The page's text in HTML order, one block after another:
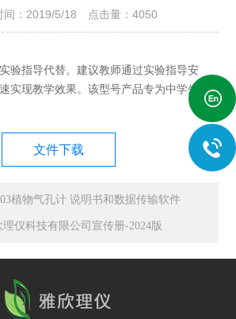
：2019/5/18 点击量： 4050
验指导代替。建议教师通过实验指导安
实现教学效果。该型号产品专为中学生
文件下载
植物气孔计 说明书和数据传输软件
仪科技有限公司宣传册-2024版